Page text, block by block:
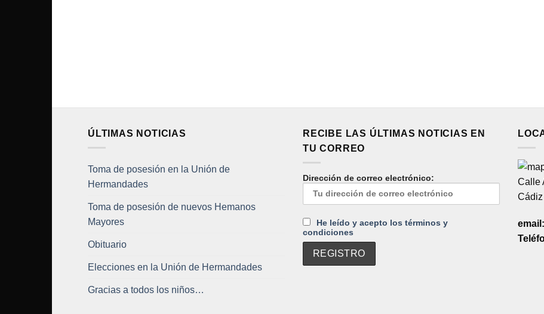
ÚLTIMAS NOTICIAS
Toma de posesión en la Unión de
Hermandades
Toma de posesión de nuevos Hemanos
Mayores
Obituario
Elecciones en la Unión de Hermandades
Gracias a todos los niños…
RECIBE LAS ÚLTIMAS NOTICIAS EN
TU CORREO
Dirección de correo electrónico:
He leído y acepto los términos y
condiciones
Calle
Cádiz
email: